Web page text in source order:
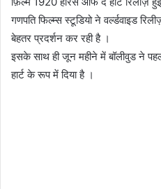
गणपति फिल्म्स स्टूडियो ने वर्ल्डवाइड
बेहतर प्रदर्शन कर रही है ।
इसके साथ ही जून महीने में बॉलीवुड ने
हार्ट के रूप में दिया है ।